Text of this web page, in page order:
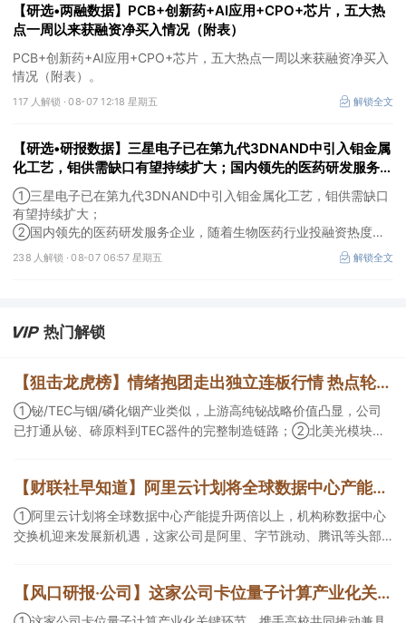
【研选•两融数据】PCB+创新药+AI应用+CPO+芯片，五大热
点一周以来获融资净买入情况（附表）
PCB+创新药+AI应用+CPO+芯片，五大热点一周以来获融资净买入
情况（附表）。
117 人解锁 ·08-07 12:18 星期五 解锁全文
【研选•研报数据】三星电子已在第九代3DNAND中引入钼金属
化工艺，钼供需缺口有望持续扩大；国内领先的医药研发服务企
业，随着生物医药行业投融资热度企稳回暖，后续实验室业务的
毛利拐点值得期待
①三星电子已在第九代3DNAND中引入钼金属化工艺，钼供需缺口
有望持续扩大；
②国内领先的医药研发服务企业，随着生物医药行业投融资热度企
稳回暖，后续实验室业务的毛利拐点值得期待。
238 人解锁 ·08-07 06:57 星期五 解锁全文
热门解锁
【狙击龙虎榜】情绪抱团走出独立连板行情 热点轮动走强注意市场节奏
①铋/TEC与铟/磷化铟产业类似，上游高纯铋战略价值凸显，公司
已打通从铋、碲原料到TEC器件的完整制造链路；②北美光模块计
款，公司作为出品方受热钱追捧。
【财联社早知道】阿里云计划将全球数据中心产能提升两倍以上，这家公司是阿里、字节跳动、腾讯数据中心交换机核心供应商；上海推动算力和基础大模型扩大境外调用，支持智能体、多模态生成等模型产品出口
①阿里云计划将全球数据中心产能提升两倍以上，机构称数据中心
交换机迎来发展新机遇，这家公司是阿里、字节跳动、腾讯等头部
机构称多元落地场景渗透提速，看好AI应用拐点到来，这家公司研
发的魔聚平台是一款AI技术驱动的创新应用平台，基于不同模型聚
【风口研报·公司】这家公司卡位量子计算产业化关键环节，携手高校共同推动兼具技术可行性与商业价值的稀缺路线落地，有望充分享受量子计算产业化红利；另有公司不仅坐拥动力煤优质矿井且长协煤销量占比低